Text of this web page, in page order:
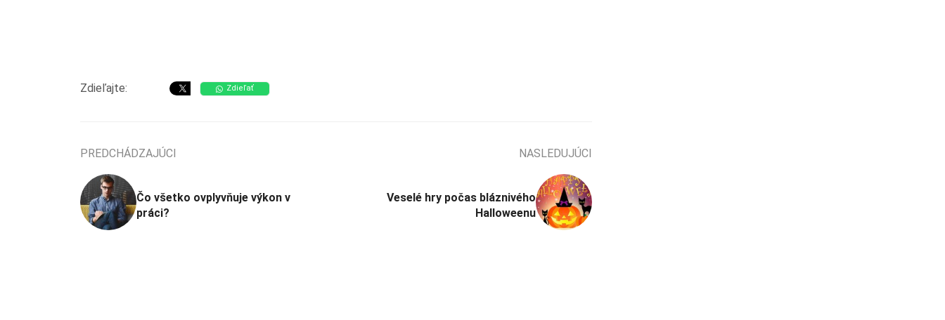
Zdieľajte: Zdieľať
PREDCHÁDZAJÚCI
Čo všetko ovplyvňuje výkon v
práci?
NASLEDUJÚCI
Veselé hry počas bláznivého
Halloweenu